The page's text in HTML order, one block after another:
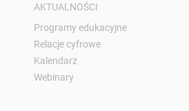
AKTUALNOŚCI
Programy edukacyjne
Relacje cyfrowe
Kalendarz
Webinary